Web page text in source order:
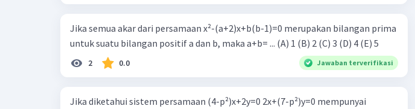
Jika semua akar dari persamaan x²-(a+2)x+b(b-1)=0 merupakan bilangan prima
untuk suatu bilangan positif a dan b, maka a+b= ... (A) 1 (B) 2 (C) 3 (D) 4 (E) 5
2 0.0 Jawaban terverifikasi
Jika diketahui sistem persamaan (4-p²)x+2y=0 2x+(7-p²)y=0 mempunyai